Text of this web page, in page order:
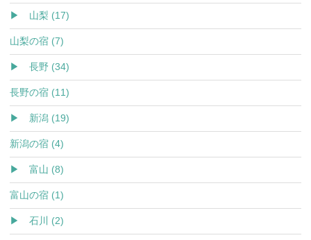
▶ 山梨 (17)
山梨の宿 (7)
▶ 長野 (34)
長野の宿 (11)
▶ 新潟 (19)
新潟の宿 (4)
▶ 富山 (8)
富山の宿 (1)
▶ 石川 (2)